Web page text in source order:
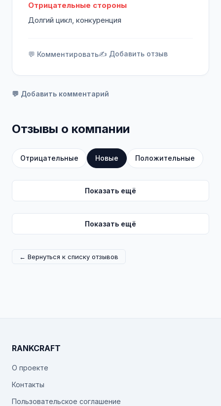
Отрицательные стороны
Долгий цикл, конкуренция
💬 Комментировать✍️ Добавить отзыв
💬 Добавить комментарий
Отзывы о компании
Отрицательные Новые Положительные
Показать ещё
Показать ещё
← Вернуться к списку отзывов
RANKCRAFT
О проекте
Контакты
Пользовательское соглашение